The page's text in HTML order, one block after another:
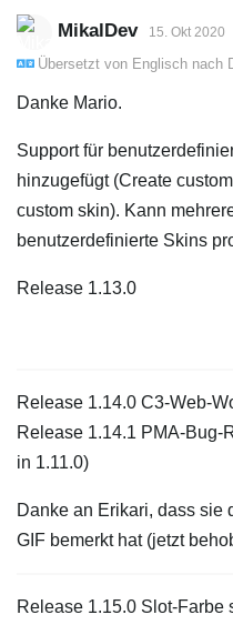
MikalDev 15. Okt 2020
Übersetzt von Englisch nach
Danke Mario.
Support für
hinzugefügt (Create
custom skin). Kann
benutzerdefinierte Skins
Release 1.13.0
Release 1.14.0 C3-Web-
Release 1.14.1 PMA-Bug-
in 1.11.0)
Danke an Erikari, dass sie
GIF bemerkt hat (jetzt
Release 1.15.0 Slot-Farbe